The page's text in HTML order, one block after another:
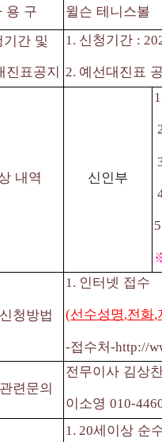
용 구
윌슨 테니스볼
기간 및
진표공지
1. 신청기간 :
2. 예선대진표
내역 신인부
청방법
1. 인터넷 접수
(선수성명,전화,
-접수처-http://
련문의
전무이사 김상
이소영 010-
1. 20세이상 순